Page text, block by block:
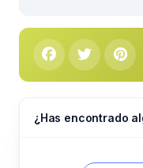
¿Has encontrado